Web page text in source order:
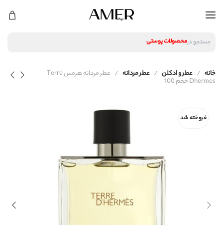
جستجو درمحصولات مراقبت مو
محصولات پوستی
خانه عطر و ادکلن عطر مردانه عطر مردانه هرمس Terre
Dhermes حجم 100
فروخته شد